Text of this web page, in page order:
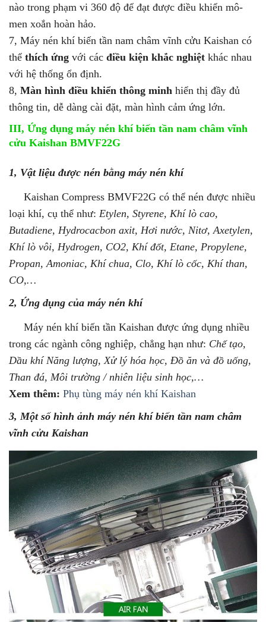
nào trong phạm vi 360 độ để đạt được điều khiển mô-
men xoắn hoàn hảo.
7, Máy nén khí biến tần nam châm vĩnh cửu Kaishan có
thể thích ứng với các điều kiện khắc nghiệt khác nhau
với hệ thống ổn định.
8, Màn hình điều khiển thông minh hiển thị đầy đủ
thông tin, dễ dàng cài đặt, màn hình cảm ứng lớn.
III, Ứng dụng máy nén khí biến tần nam châm vĩnh
cửu Kaishan BMVF22G
1, Vật liệu được nén bằng máy nén khí
Kaishan Compress BMVF22G có thể nén được nhiều
loại khí, cụ thể như: Etylen, Styrene, Khí lò cao,
Butadiene, Hydrocacbon axit, Hơi nước, Nitơ, Axetylen,
Khí lò vôi, Hydrogen, CO2, Khí đốt, Etane, Propylene,
Propan, Amoniac, Khí chua, Clo, Khí lò cốc, Khí than,
CO,…
2, Ứng dụng của máy nén khí
Máy nén khí biến tần Kaishan được ứng dụng nhiều
trong các ngành công nghiệp, chẳng hạn như: Chế tạo,
Dầu khí Năng lượng, Xử lý hóa học, Đồ ăn và đồ uống,
Than đá, Môi trường / nhiên liệu sinh học,…
Xem thêm: Phụ tùng máy nén khí Kaishan
3, Một số hình ảnh máy nén khí biến tần nam châm
vĩnh cửu Kaishan